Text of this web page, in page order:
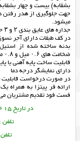
بشقابه) بیست و چهار بشقابه ( ۲ طبقه ۱۲
جهت جلوگیری از هدر رفتن
میشود.
جداره های عایق بندی ۲ و ۳ جداره می باشد.
در کف طبقات دارای آجر
ضخامت های ۰.۶ میل و ۰.۸ میل و یک میل
قابلیت ساخت پایه آهنی یا
دارای نمایشگر درجه دما
در صورت درخواست
ارائه فر پیتزا به همراه
فست فودتقدیم مشتریان
در تاریخ 15 خرداد 1400 این مطلب نوشته شده است.
تلفن : 09356107101 تورج امین فر
تلفن : 09378003488